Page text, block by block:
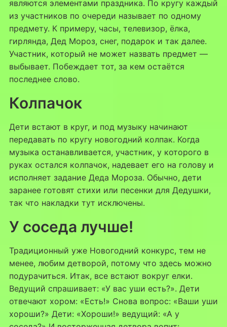
являются элементами праздника. По кругу каждый
из участников по очереди называет по одному
предмету. К примеру, часы, телевизор, ёлка,
гирлянда, Дед Мороз, снег, подарок и так далее.
Участник, который не может назвать предмет —
выбывает. Побеждает тот, за кем остаётся
последнее слово.
Колпачок
Дети встают в круг, и под музыку начинают
передавать по кругу новогодний колпак. Когда
музыка останавливается, участник, у которого в
руках остался колпачок, надевает его на голову и
исполняет задание Деда Мороза. Обычно, дети
заранее готовят стихи или песенки для Дедушки,
так что накладки тут исключены.
У соседа лучше!
Традиционный уже Новогодний конкурс, тем не
менее, любим детворой, потому что здесь можно
подурачиться. Итак, все встают вокруг елки.
Ведущий спрашивает: «У вас уши есть?». Дети
отвечают хором: «Есть!» Снова вопрос: «Ваши уши
хороши?» Дети: «Хороши!» ведущий: «А у